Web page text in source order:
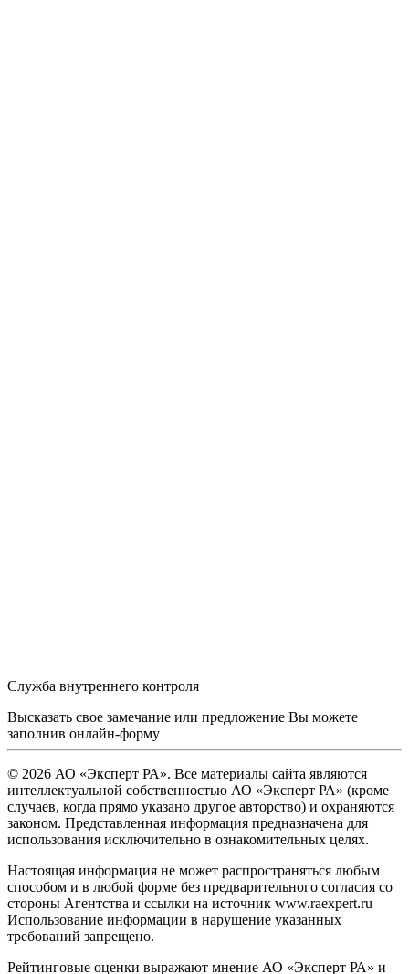
Служба внутреннего контроля
Высказать свое замечание или предложение Вы можете
заполнив онлайн-форму
© 2026 АО «Эксперт РА». Все материалы сайта являются
интеллектуальной собственностью АО «Эксперт РА» (кроме
случаев, когда прямо указано другое авторство) и охраняются
законом. Представленная информация предназначена для
использования исключительно в ознакомительных целях.
Настоящая информация не может распространяться любым
способом и в любой форме без предварительного согласия со
стороны Агентства и ссылки на источник www.raexpert.ru
Использование информации в нарушение указанных
требований запрещено.
Рейтинговые оценки выражают мнение АО «Эксперт РА» и